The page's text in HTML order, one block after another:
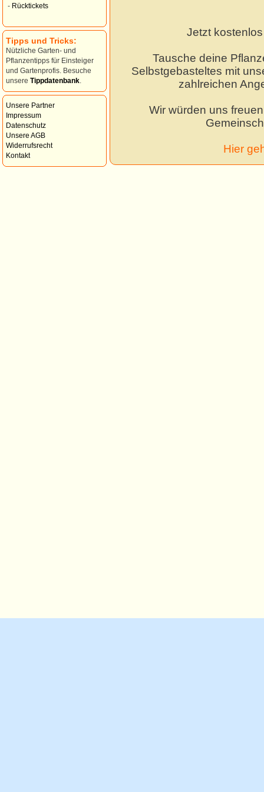
- Rücktickets
Tipps und Tricks:
Nützliche Garten- und
Pflanzentipps für Einsteiger
und Gartenprofis. Besuche
unsere Tippdatenbank
Unsere Partner
Impressum
Datenschutz
Unsere AGB
Widerrufsrecht
Kontakt
Jetzt
Tausche deine
Selbstgebasteltes mit
zahlreichen
Wir würden uns
Hier